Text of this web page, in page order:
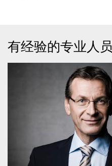
有经验的专业人员